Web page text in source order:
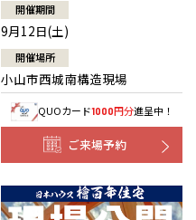
開催期間
9月12日(土)
開催場所
小山市西城南構造現場
QUOカード1000円分進呈中！
ご来場予約